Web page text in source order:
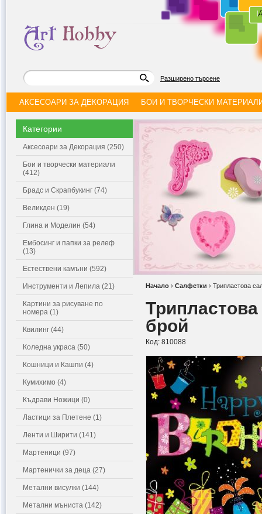
|
Разширено търсене
АКСЕСОАРИ ЗА ДЕКОРАЦИЯ БОИ И ТВОРЧЕСКИ
Категории
Аксесоари за Декорация (250)
Бои и творчески материали
(412)
Брадс и Скрапбукинг (74)
Великден (19)
Глина и Моделин (54)
Ембосинг и папки за релеф
(13)
Естествени камъни (592)
Инструменти и Лепила (21)
Картини за рисуване по
номера (1)
Квилинг (44)
Коледна украса (50)
Кошници и Кашпи (4)
Кумихимо (4)
Къдрави Ножици (0)
Ластици за Плетене (1)
Ленти и Ширити (141)
Мартеници (97)
Мартенички за деца (27)
Метални висулки (144)
Метални мъниста (142)
Начало › Салфетки › Трипластова
брой
Код: 810088